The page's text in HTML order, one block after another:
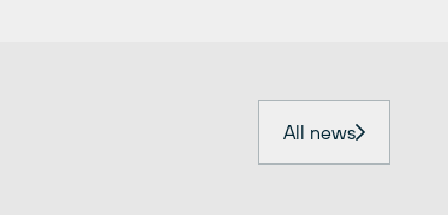
All news